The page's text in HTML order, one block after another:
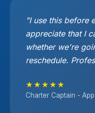
"I use this before
appreciate that I
whether we're
reschedule.
★★★★★
Charter Captain -